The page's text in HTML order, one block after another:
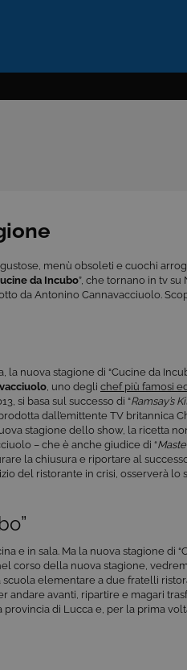
menù obsoleti e cuochi
da Incubo”, che tornano in tv
da Antonino Cannavacciuolo.
nuova stagione di “Cucine da
, uno degli chef più famosi
si basa sul successo di “Ramsay’s
dall’emittente TV britannica
stagione dello show, la ricetta
– che è anche giudice di “
la chiusura e riportare al
del ristorante in crisi, osserverà lo
e in sala. Ma la nuova stagione di
corso della nuova stagione,
scuola elementare a due fratelli
avanti, ripartire e magari
di Lucca e, per la prima